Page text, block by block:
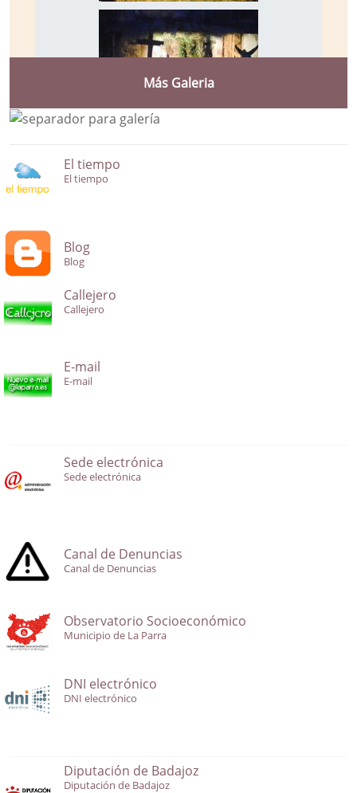
Más Galeria
El tiempo
El tiempo
Blog
Blog
Callejero
Callejero
E-mail
E-mail
Sede electrónica
Sede electrónica
Canal de Denuncias
Canal de Denuncias
Observatorio Socioeconómico
Municipio de La Parra
DNI electrónico
DNI electrónico
Diputación de Badajoz
Diputación de Badajoz